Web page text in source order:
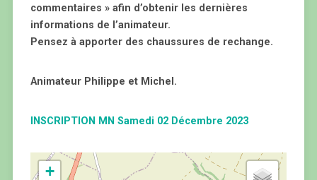
commentaires » afin d’obtenir les dernières
informations de l’animateur.
Pensez à apporter des chaussures de rechange.
Animateur Philippe et Michel.
INSCRIPTION MN Samedi 02 Décembre 2023
+